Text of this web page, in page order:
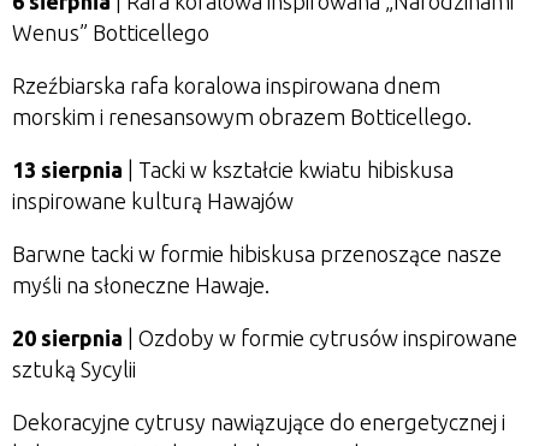
Wenus” Botticellego
Rzeźbiarska rafa koralowa inspirowana dnem
morskim i renesansowym obrazem Botticellego.
13 sierpnia | Tacki w kształcie kwiatu hibiskusa
inspirowane kulturą Hawajów
Barwne tacki w formie hibiskusa przenoszące nasze
myśli na słoneczne Hawaje.
20 sierpnia | Ozdoby w formie cytrusów inspirowane
sztuką Sycylii
Dekoracyjne cytrusy nawiązujące do energetycznej i